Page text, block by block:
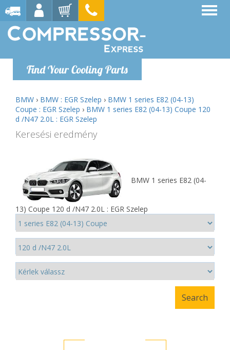
Find Your Cooling Parts
BMW › BMW : EGR Szelep › BMW 1 series E82 (04-13)
Coupe : EGR Szelep › BMW 1 series E82 (04-13) Coupe 120
d /N47 2.0L : EGR Szelep
Keresési eredmény
BMW 1 series E82 (04-
13) Coupe 120 d /N47 2.0L : EGR Szelep